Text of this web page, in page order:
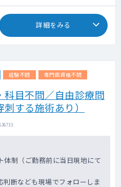
詳細をみる
経験不問 専門医資格不問
目不問／自由診療問
する施術あり）
体制（ご勤務前に当日現地にて
断なども現場でフォローしま